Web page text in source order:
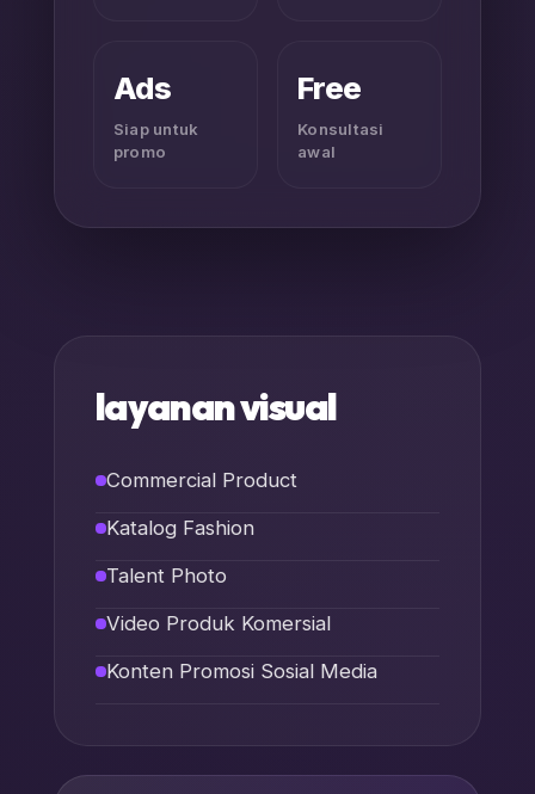
Ads
Siap untuk
promo
Free
Konsultasi
awal
layanan visual
Commercial Product
Katalog Fashion
Talent Photo
Video Produk Komersial
Konten Promosi Sosial Media